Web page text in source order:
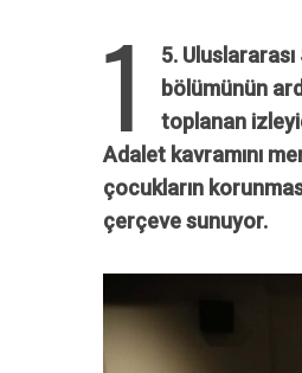
1
5.
bölümünün
toplanan
Adalet kavramını
çocukların
çerçeve sunuyor.